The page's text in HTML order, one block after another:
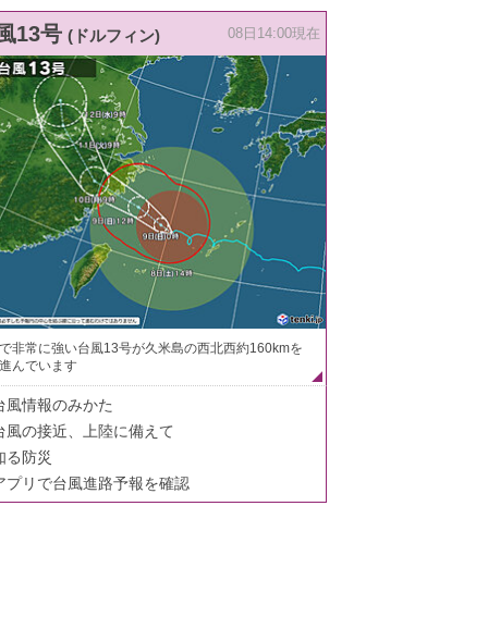
13号 (ドルフィン) 08日14:00現在
非常に強い台風13号が久米島の西北西約160kmを
んでいます
風情報のみかた
風の接近、上陸に備えて
る防災
プリで台風進路予報を確認